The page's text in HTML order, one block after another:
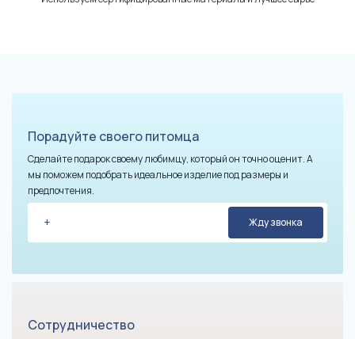
Порадуйте своего питомца
Сделайте подарок своему любимцу, который он точно оценит. А
мы поможем подобрать идеальное изделие под размеры и
предпочтения.
Сотрудничество